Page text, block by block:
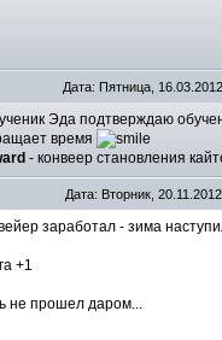
Дата: Пятница,
Эда подтверждаю
время
- конвеер становления
Дата: Вторник,
заработал - зима
+1
не прошел даром...